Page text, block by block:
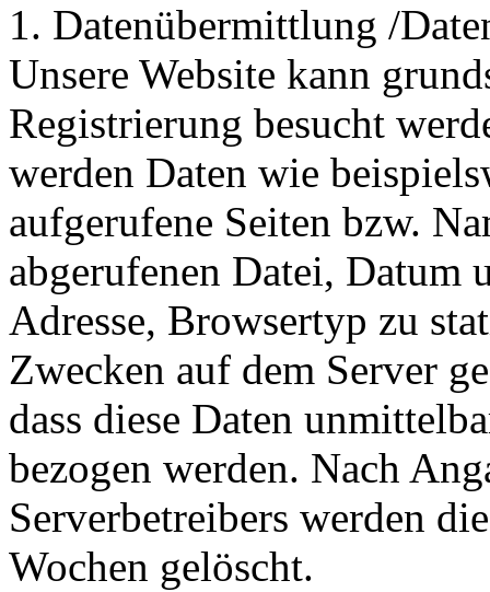
1. Datenübermittlung /
Unsere Website kann
Registrierung besucht
werden Daten wie
aufgerufene Seiten bzw.
abgerufenen Datei, Datum
Adresse, Browsertyp zu
Zwecken auf dem Server
dass diese Daten
bezogen werden. Nach
Serverbetreibers werden
Wochen gelöscht.